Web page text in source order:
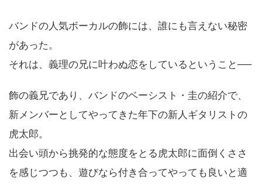
バンドの人気ボーカルの飾には、誰にも言えない秘密
があった。
それは、義理の兄に叶わぬ恋をしているということ──
飾の義兄であり、バンドのベーシスト・圭の紹介で、
新メンバーとしてやってきた年下の新人ギタリストの
虎太郎。
出会い頭から挑発的な態度をとる虎太郎に面倒くささ
を感じつつも、遊びなら付き合ってやっても良いと適